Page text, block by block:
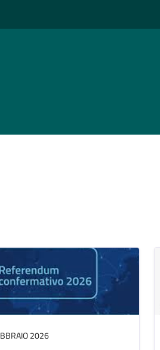
2026